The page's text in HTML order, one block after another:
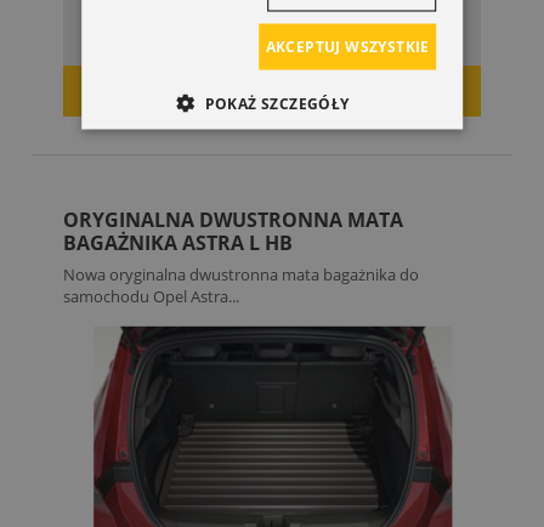
DODAJ DO KOSZYKA
ORYGINALNA DWUSTRONNA MATA
BAGAŻNIKA ASTRA L HB
Nowa oryginalna dwustronna mata bagażnika do
samochodu Opel Astra...
AKCEPTUJ WSZYSTKIE
POKAŻ SZCZEGÓŁY